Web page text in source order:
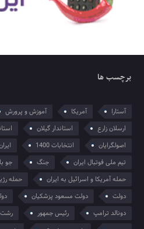
برچسب ها
آستارا آمریکا آموزش و پرورش
ارسلان زارع
استاندار گیلان
اصولگرایان
انتخابات 1400
تیم ملی فوتبال ایران
جنگ جو
حمله آمریکا و اسرائیل به ایران
حمله
دولت
دولت مسعود پزشکیان
دونالد ترامپ
رئیس جمهور رشت